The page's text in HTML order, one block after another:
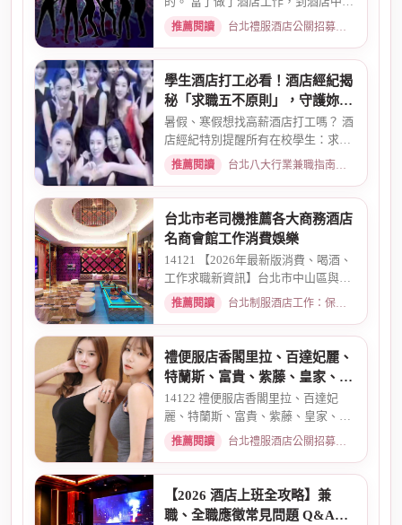
還有兩個機會 一個是單純、...
推薦閱讀 台北禮服酒店公關招募：兼職工作內容與薪資規範 · 2026-01-08
學生酒店打工必看！酒店經紀揭
秘「求職五不原則」，守護妳的
求職安全
暑假、寒假想找高薪酒店打工嗎？ 酒
店經紀特別提醒所有在校學生：求職
時請務必堅守「五不原則」...
推薦閱讀 台北八大行業兼職指南：熱門職缺與求職須知 · 2026-03-09
台北市老司機推薦各大商務酒店
名商會館工作消費娛樂
14121 【2026年最新版消費、喝酒、
工作求職新資訊】台北市中山區與東
區酒店老司機推薦舒壓會館、...
推薦閱讀 台北制服酒店工作：保障現領薪資與職缺總覽 · 2026-04-01
禮便服店香閣里拉、百達妃麗、
特蘭斯、富貴、紫藤、皇家、金
典酒店消費
14122 禮便服店香閣里拉、百達妃
麗、特蘭斯、富貴、紫藤、皇家、金
典、消費喝酒 、金拿督、101會...
推薦閱讀 台北禮服酒店公關招募：兼職工作內容與薪資規範 · 2026-06-04
【2026 酒店上班全攻略】兼
職、全職應徵常見問題 Q&A：